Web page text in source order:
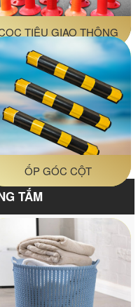
TIÊU GIAO THÔNG
ỐP GÓC CỘT
TẮM